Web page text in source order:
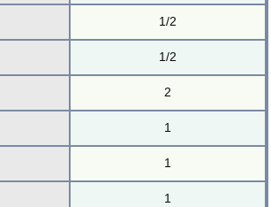
1/2
1/2
2
1
1
1